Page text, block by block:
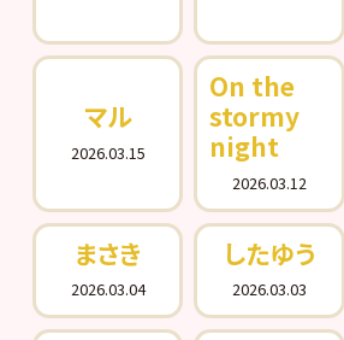
マル
2026.03.15
On the
stormy
night
2026.03.12
まさき
2026.03.04
したゆう
2026.03.03